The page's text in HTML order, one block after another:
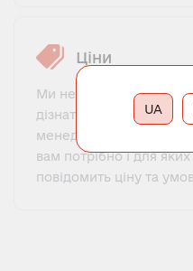
Ціни
Ми не пропонуємо
дізнатися ціну,
менеджером,
вам потрібно і для
повідомить ціну та
UA